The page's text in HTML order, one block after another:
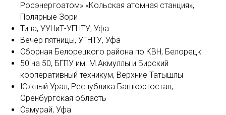
Росэнергоатом» «Кольская атомная станция»,
Полярные Зори
Типа, УУНиТ-УГНТУ, Уфа
Вечер пятницы, УГНТУ, Уфа
Сборная Белорецкого района по КВН, Белорецк
50 на 50, БГПУ им. М.Акмуллы и Бирский
кооперативный техникум, Верхние Татышлы
Южный Урал, Республика Башкортостан,
Оренбургская область
Самурай, Уфа